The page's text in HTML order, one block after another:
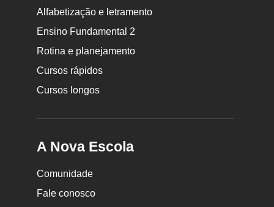
Alfabetização e letramento
Ensino Fundamental 2
Rotina e planejamento
Cursos rápidos
Cursos longos
A Nova Escola
Comunidade
Fale conosco